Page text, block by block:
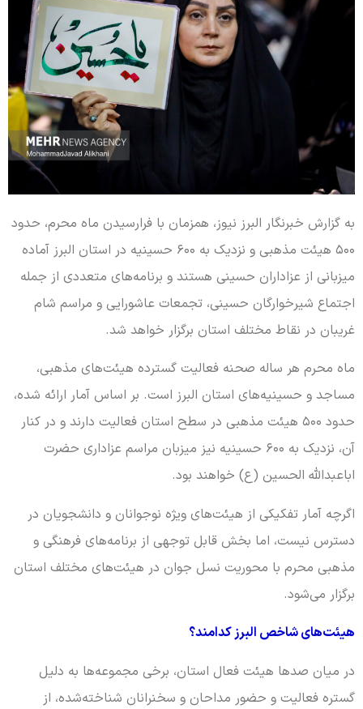
به گزارش خبرنگار البرز نیوز، همزمان با فرارسیدن ماه محرم، حدود
۵۰۰ هیئت مذهبی و نزدیک به ۶۰۰ حسینیه در استان البرز آماده
میزبانی از عزاداران حسینی هستند و برنامه‌های متعددی از جمله
اجتماع شیرخوارگان حسینی، تجمعات عاشورایی و مراسم شام
غریبان در نقاط مختلف استان برگزار خواهد شد.
ماه محرم هر ساله صحنه فعالیت گسترده هیئت‌های مذهبی،
مساجد و حسینیه‌های استان البرز است. بر اساس آمار ارائه شده،
حدود ۵۰۰ هیئت مذهبی در سطح استان فعالیت دارند و در کنار
آن، نزدیک به ۶۰۰ حسینیه نیز میزبان مراسم عزاداری حضرت
اباعبدالله الحسین (ع) خواهند بود.
اگرچه آمار تفکیکی از هیئت‌های ویژه نوجوانان و دانشجویان در
دسترس نیست، اما بخش قابل توجهی از برنامه‌های فرهنگی و
مذهبی محرم با محوریت نسل جوان در هیئت‌های مختلف استان
برگزار می‌شود.
هیئت‌های شاخص البرز کدامند؟
در میان صدها هیئت فعال استان، برخی مجموعه‌ها به دلیل
گستره فعالیت و حضور مداحان و سخنرانان شناخته‌شده، از